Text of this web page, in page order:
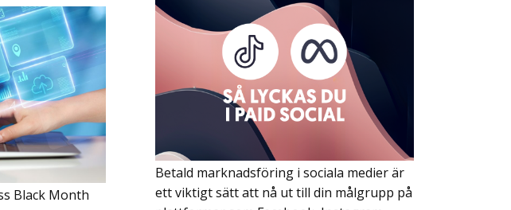
Black Month
Betald marknadsföring i sociala medier är
ett viktigt sätt att nå ut till din målgrupp på